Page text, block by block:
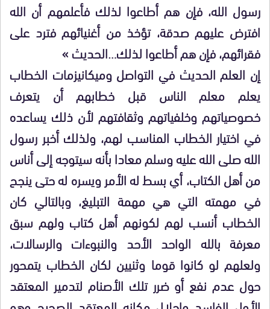
رسول الله، فإن هم أطاعوا لذلك فأعلمهم أن الله
افترض عليهم صدقة، تؤخذ من أغنيائهم فترد على
فقرائهم، فإن هم أطاعوا لذلك…الحديث »
إن العلم الحديث في التواصل وميكانيزمات الخطاب
يعلم معلم الناس قبل خطابهم أن يتعرف
خصوصياتهم وخلفياتهم وثقافتهم لأن ذلك يساعده
في اختيار الخطاب المناسب لهم، ولذلك أخبر رسول
الله صلى الله عليه وسلم معادا بأنه سيتوجه إلى أناس
من أهل الكتاب، أي بسط له الأمر ويسره له حتى ينجح
في مهمته التي هي مهمة التبليغ، وبالتالي كان
الخطاب أنسب لهم لكونهم أهل كتاب ولهم سبق
معرفة بالله الواحد الأحد والنبوءات والرسالات،
ولعلهم لو كانوا قوما وثنيين لكان الخطاب يتمحور
حول عدم نفع أو ضرر تلك الأصنام لتدمير المعتقد